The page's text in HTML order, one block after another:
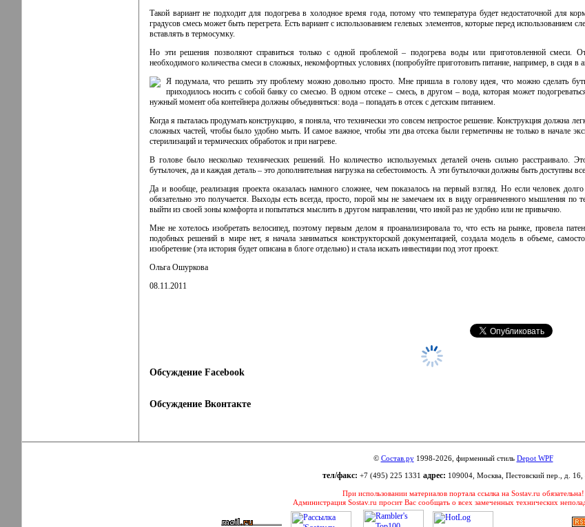
Такой вариант не подходит для подогрева в холодное время года, потому что температура будет недостаточной для
градусов смесь может быть перегрета. Есть вариант с использованием гелевых элементов, которые перед использованием
вставлять в термосумку.
Но эти решения позволяют справиться только с одной проблемой – подогрева воды или приготовленной смеси.
необходимого количества смеси в сложных, некомфортных условиях (попробуйте приготовить питание, например, в сидя в
Я подумала, что решить эту проблему можно довольно просто. Мне пришла в голову идея, что можно сделать
приходилось носить с собой банку со смесью. В одном отсеке – смесь, в другом – вода, которая может
нужный момент оба контейнера должны объединяться: вода – попадать в отсек с детским питанием.
Когда я пыталась продумать конструкцию, я поняла, что технически это совсем непростое решение. Конструкция должна
сложных частей, чтобы было удобно мыть. И самое важное, чтобы эти два отсека были герметичны не только в начале
стерилизаций и термических обработок и при нагреве.
В голове было несколько технических решений. Но количество используемых деталей очень сильно расстраивало.
бутылочек, да и каждая деталь – это дополнительная нагрузка на себестоимость. А эти бутылочки должны быть доступны
Да и вообще, реализация проекта оказалась намного сложнее, чем показалось на первый взгляд. Но если человек
обязательно это получается. Выходы есть всегда, просто, порой мы не замечаем их в виду ограниченного мышления
выйти из своей зоны комфорта и попытаться мыслить в другом направлении, что иной раз не удобно или не привычно.
Мне не хотелось изобретать велосипед, поэтому первым делом я проанализировала то, что есть на рынке, провела
подобных решений в мире нет, я начала заниматься конструкторской документацией, создала модель в объеме,
изобретение (эта история будет описана в блоге отдельно) и стала искать инвестиции под этот проект.
Ольга Ошуркова
08.11.2011
Обсуждение Facebook
Обсуждение Вконтакте
© Состав.ру1998-2026, фирменный стиль Depot WPF
тел/факс: +7 (495) 225 1331 адрес: 109004, Москва, Пестовский пер., д. 16,
При использовании материалов портала ссылка на Sostav.ru обязательна!
Администрация Sostav.ru просит Вас сообщать о всех замеченных технических